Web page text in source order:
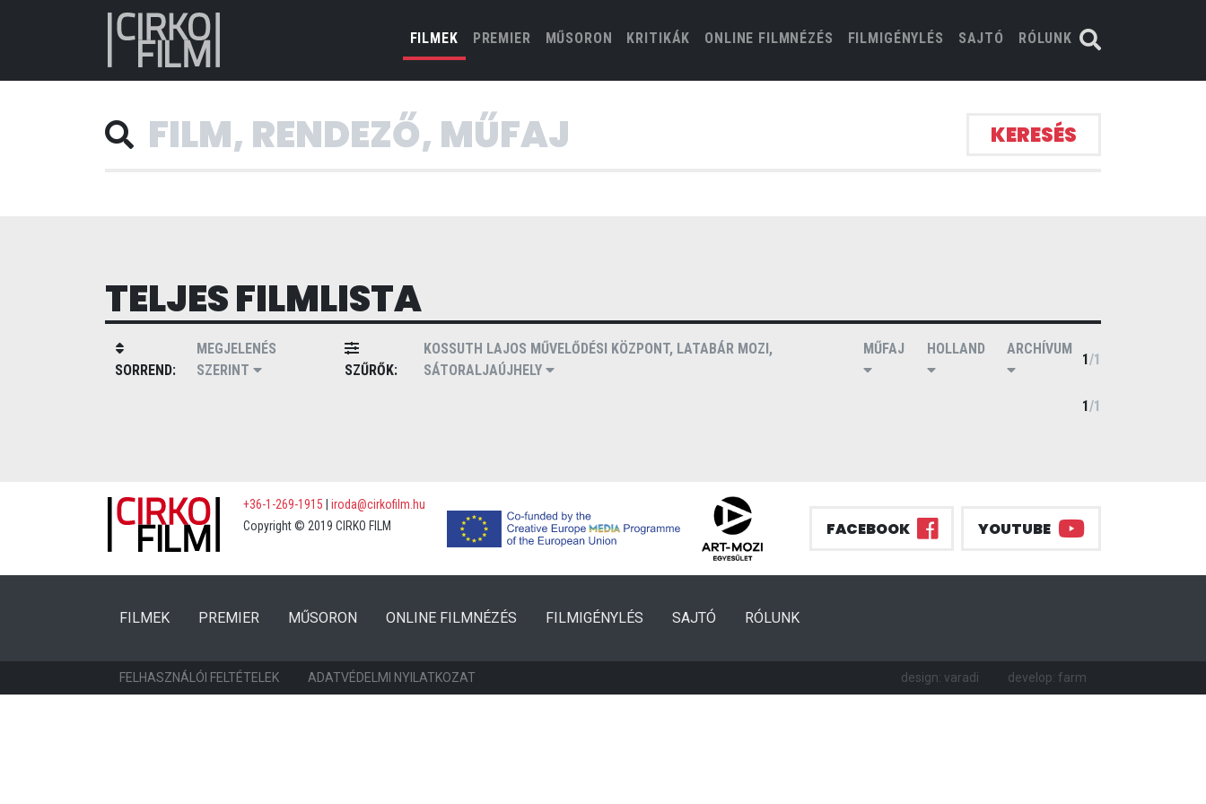
FILMEK(CURRENT)
PREMIER MŰSORON KRITIKÁK ONLINE FILMNÉZÉS FILMIGÉNYLÉS SAJTÓ RÓLUNK
KERESÉS
TELJES FILMLISTA
SORREND:
MEGJELENÉS
SZERINT
SZŰRŐK:
KOSSUTH LAJOS MŰVELŐDÉSI KÖZPONT, LATABÁR MOZI,
SÁTORALJAÚJHELY
MŰFAJ HOLLAND ARCHÍVUM
1/1
1/1
+36-1-269-1915
iroda@cirkofilm.hu
Copyright © 2019 CIRKO FILM
FACEBOOK YOUTUBE
FILMEK(CURRENT)
PREMIER (CURRENT)
MŰSORON ONLINE FILMNÉZÉS FILMIGÉNYLÉS SAJTÓ RÓLUNK
FELHASZNÁLÓI FELTÉTELEK ADATVÉDELMI NYILATKOZAT design: varadi develop: farm